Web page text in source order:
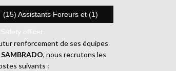
(15) Assistants Foreurs et (1)
Safety officer
renforcement de ses équipes
SAMBRADO, nous recrutons les
suivants :